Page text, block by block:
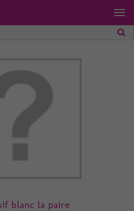
blanc la paire